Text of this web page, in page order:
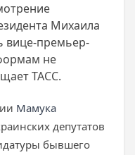
Михаила
вице-премьер-
не
ТАСС.
Мамука
депутатов
бывшего